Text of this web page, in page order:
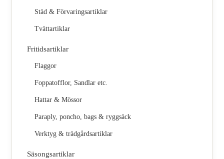
Städ & Förvaringsartiklar
Tvättartiklar
Fritidsartiklar
Flaggor
Foppatofflor, Sandlar etc.
Hattar & Mössor
Paraply, poncho, bags & ryggsäck
Verktyg & trädgårdsartiklar
Säsongsartiklar